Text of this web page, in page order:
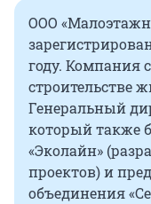
ООО
году. Компания
строительстве
Генеральный
который также
«Эколайн»
проектов) и
объединения